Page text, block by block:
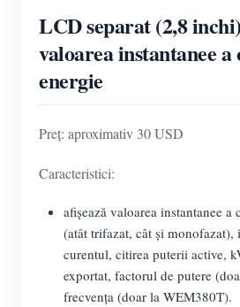
LCD separat (2,8
valoarea instantanee
energie
Preț: aproximativ 30 USD
Caracteristici:
afișează valoarea instantanee
(atât trifazat, cât și monofazat),
curentul, citirea puterii active,
exportat, factorul de putere
frecvența (doar la WEM380T).